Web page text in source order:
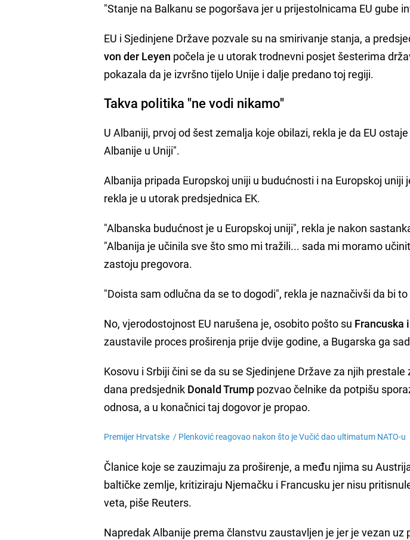
"Stanje na Balkanu se pogoršava jer u prijestolnicama EU gube
EU i Sjedinjene Države pozvale su na smirivanje stanja, a
von der Leyen počela je u utorak trodnevni posjet šesterima
pokazala da je izvršno tijelo Unije i dalje predano toj regiji.
Takva politika "ne vodi nikamo"
U Albaniji, prvoj od šest zemalja koje obilazi, rekla je da EU
Albanije u Uniji".
Albanija pripada Europskoj uniji u budućnosti i na Europskoj uniji
rekla je u utorak predsjednica EK.
"Albanska budućnost je u Europskoj uniji", rekla je nakon
"Albanija je učinila sve što smo mi tražili... sada mi moramo
zastoju pregovora.
"Doista sam odlučna da se to dogodi", rekla je naznačivši da bi
No, vjerodostojnost EU narušena je, osobito pošto su Francuska
zaustavile proces proširenja prije dvije godine, a Bugarska ga
Kosovu i Srbiji čini se da su se Sjedinjene Države za njih
dana predsjednik Donald Trump pozvao čelnike da potpišu
odnosa, a u konačnici taj dogovor je propao.
Premijer Hrvatske / Plenković reagovao nakon što je Vučić dao ultimatum NATO-u
Članice koje se zauzimaju za proširenje, a među njima su
baltičke zemlje, kritiziraju Njemačku i Francusku jer nisu
veta, piše Reuters.
Napredak Albanije prema članstvu zaustavljen je jer je vezan uz